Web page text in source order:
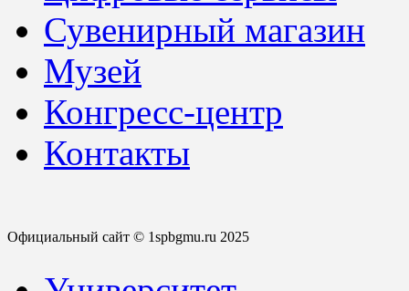
Сувенирный магазин
Музей
Конгресс-центр
Контакты
Официальный сайт © 1spbgmu.ru 2025